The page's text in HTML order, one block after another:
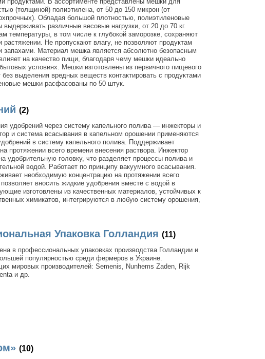
(толщиной) полиэтилена, от 50 до 150 микрон (от
Обладая большой плотностью, полиэтиленовые
различные весовые нагрузки, от 20 до 70 кг.
температуры, в том числе к глубокой заморозке, сохраняют
растяжении. Не пропускают влагу, не позволяют продуктам
запахами. Материал мешка является абсолютно безопасным
на качество пищи, благодаря чему мешки идеально
условиях. Мешки изготовлены из первичного пищевого
выделения вредных веществ контактировать с продуктами
мешки расфасованы по 50 штук.
(2)
удобрений через систему капельного полива — инжекторы и
и система всасывания в капельном орошении применяются
в систему капельного полива. Поддерживает
протяжении всего времени внесения раствора. Инжектор
удобрительную головку, что разделяет процессы полива и
водой. Работает по принципу вакуумного всасывания.
необходимую концентрацию на протяжении всего
вносить жидкие удобрения вместе с водой в
изготовлены из качественных материалов, устойчивых к
химикатов, интегрируются в любую систему орошения,
Упаковка Голландия (11)
в профессиональных упаковках производства Голландии и
популярностью среди фермеров в Украине.
мировых производителей: Semenis, Nunhems Zaden, Rijk
и др.
(10)